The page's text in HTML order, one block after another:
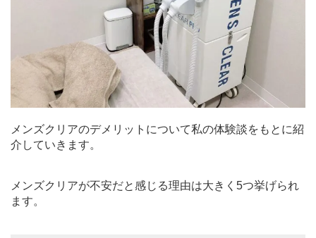
メンズクリアのデメリットについて私の体験談をもとに紹
介していきます。
メンズクリアが不安だと感じる理由は大きく5つ挙げられ
ます。